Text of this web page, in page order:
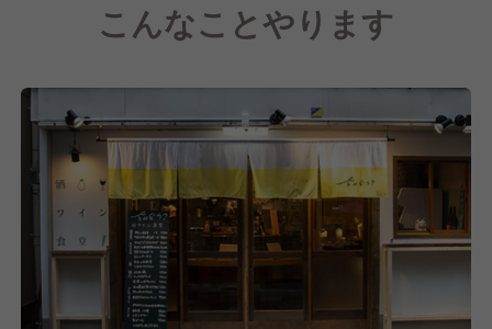
若手スタッフの募集として、飲食の経験が浅い方・未
当店では接客と調理の両方を担当していただくので、
料理の基礎から接客スキルまで幅広く身につけられま
す。
さらに当社では希望者にはワインスクールへの参加を
支援しており、ソムリエや日本酒ディプロマなどの資
格取得も応援しています。毎月全店舗でおこなうメニ
ュー開発では、年次や経験に関係なく自分のアイデア
をどんどん形にできる機会があります。
こんなことやります